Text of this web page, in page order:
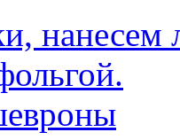
нанесем